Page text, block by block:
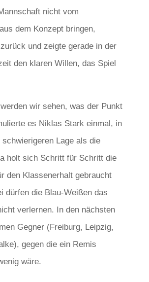
nicht vom
dem Konzept bringen,
und zeigte gerade in der
den klaren Willen, das Spiel
wir sehen, was der Punkt
es Niklas Stark einmal, in
Lage als die
holt sich Schritt für Schritt die
den Klassenerhalt gebraucht
dürfen die Blau-Weißen das
verlernen. In den nächsten
Gegner (Freiburg, Leipzig,
gegen die ein Remis
wäre.